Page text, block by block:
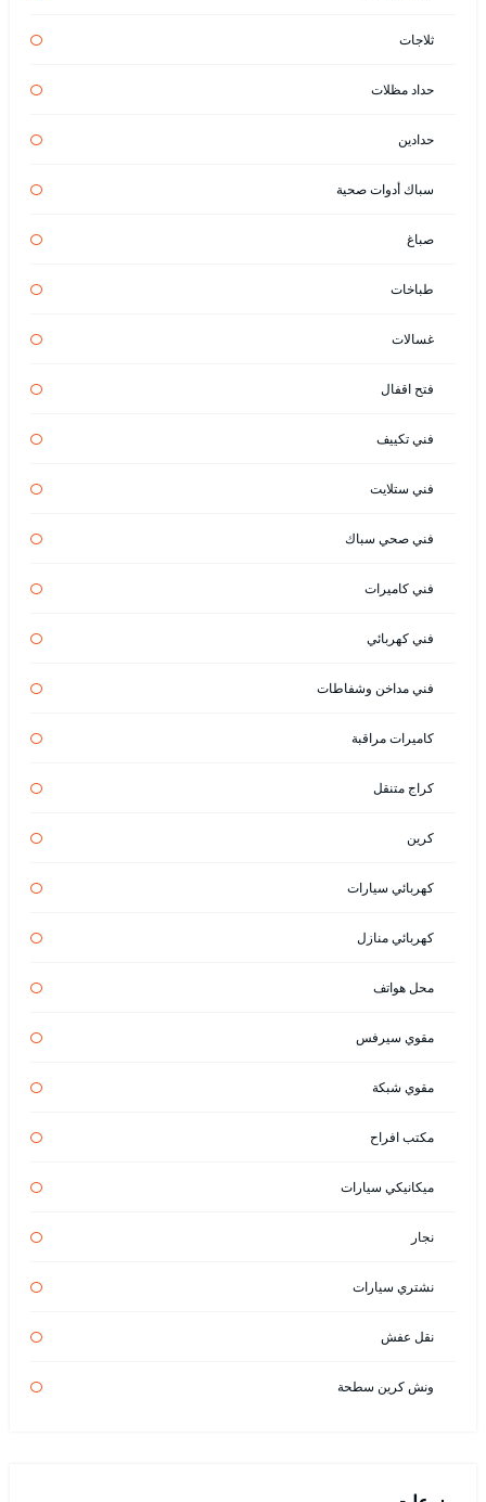
ثلاجات
حداد مظلات
حدادين
سباك أدوات صحية
صباغ
طباخات
غسالات
فتح اقفال
فني تكييف
فني ستلايت
فني صحي سباك
فني كاميرات
فني كهربائي
فني مداخن وشفاطات
كاميرات مراقبة
كراج متنقل
كرين
كهربائي سيارات
كهربائي منازل
محل هواتف
مقوي سيرفس
مقوي شبكة
مكتب افراح
ميكانيكي سيارات
نجار
نشتري سيارات
نقل عفش
ونش كرين سطحة